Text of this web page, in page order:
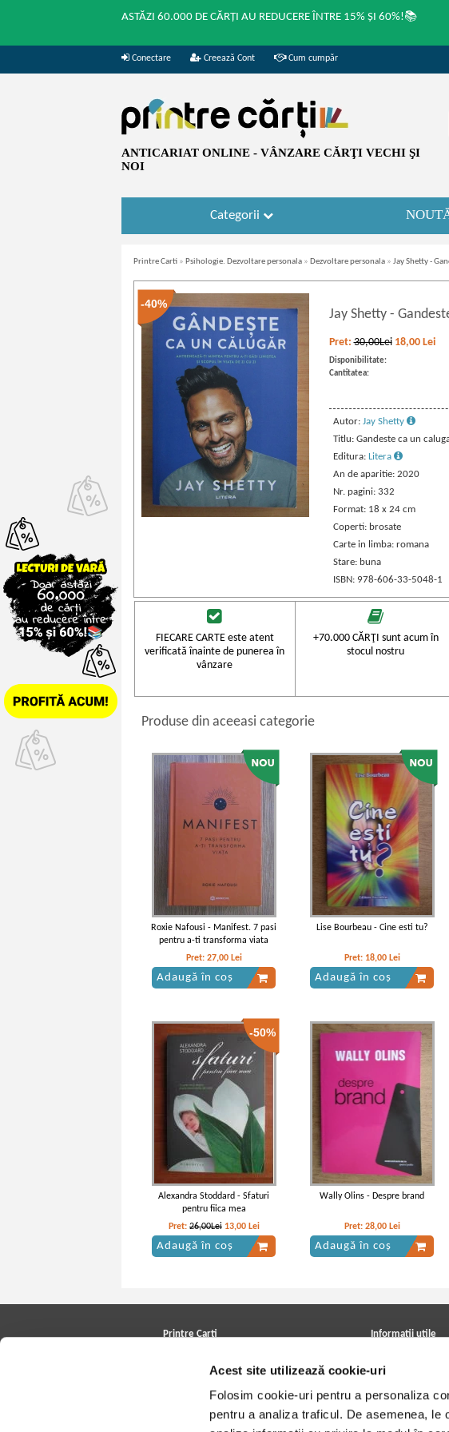
Acest site utilizează cookie-uri
Folosim cookie-uri pentru a personaliza
pentru a analiza traficul. De asemenea,
ASTĂZI 60.000 DE CĂRȚI AU REDUCERE ÎNTRE 15% ȘI 60%!📚
Conectare Creează Cont Cum cumpăr
ANTICARIAT ONLINE - VÂNZARE CĂRŢI VECHI ŞI
NOI
Categorii
Printre Carti » Psihologie. Dezvoltare personala » Dezvoltare personala » Jay Shetty -
-40%
Jay Shetty -
Pret:30,00Lei 18,00 Lei
Disponibilitate:
Cantitatea:
Autor: Jay Shetty
Titlu: Gandeste ca un
Editura: Litera
An de aparitie: 2020
Nr. pagini: 332
Format: 18 x 24 cm
Coperti: brosate
Carte in limba: romana
Stare: buna
ISBN: 978-606-33-5048-1
FIECARE CARTE este atent
verificată înainte de punerea în
vânzare
+70.000 CĂRŢI sunt acum în
stocul nostru
Produse din aceeasi categorie
Roxie Nafousi - Manifest. 7 pasi
pentru a-ti transforma viata
Pret: 27,00 Lei
Adaugă în coș
Lise Bourbeau - Cine esti tu?
Pret: 18,00 Lei
Adaugă în coș
-50%
Alexandra Stoddard - Sfaturi
pentru fiica mea
Pret: 26,00Lei 13,00 Lei
Adaugă în coș
Wally Olins - Despre brand
Pret: 28,00 Lei
Adaugă în coș
Printre Carti
Cele mai căutate cărți
Informatii utile
Achizitii viniluri,
Cum cumpar?
Politica de livrare
Retur comenzi